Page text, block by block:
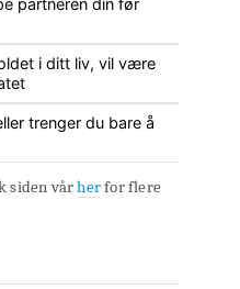
partneren din før
i ditt liv, vil være
trenger du bare å
siden vårherfor flere